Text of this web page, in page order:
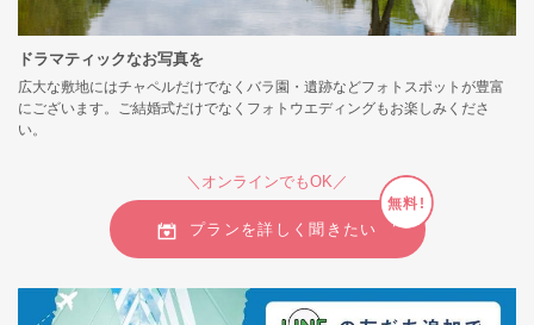
ドラマティックなお写真を
広大な敷地にはチャペルだけでなくバラ園・遺跡などフォトスポットが豊富
にございます。ご結婚式だけでなくフォトウエディングもお楽しみくださ
い。
＼オンラインでもOK／
プランを詳しく聞きたい
無料!